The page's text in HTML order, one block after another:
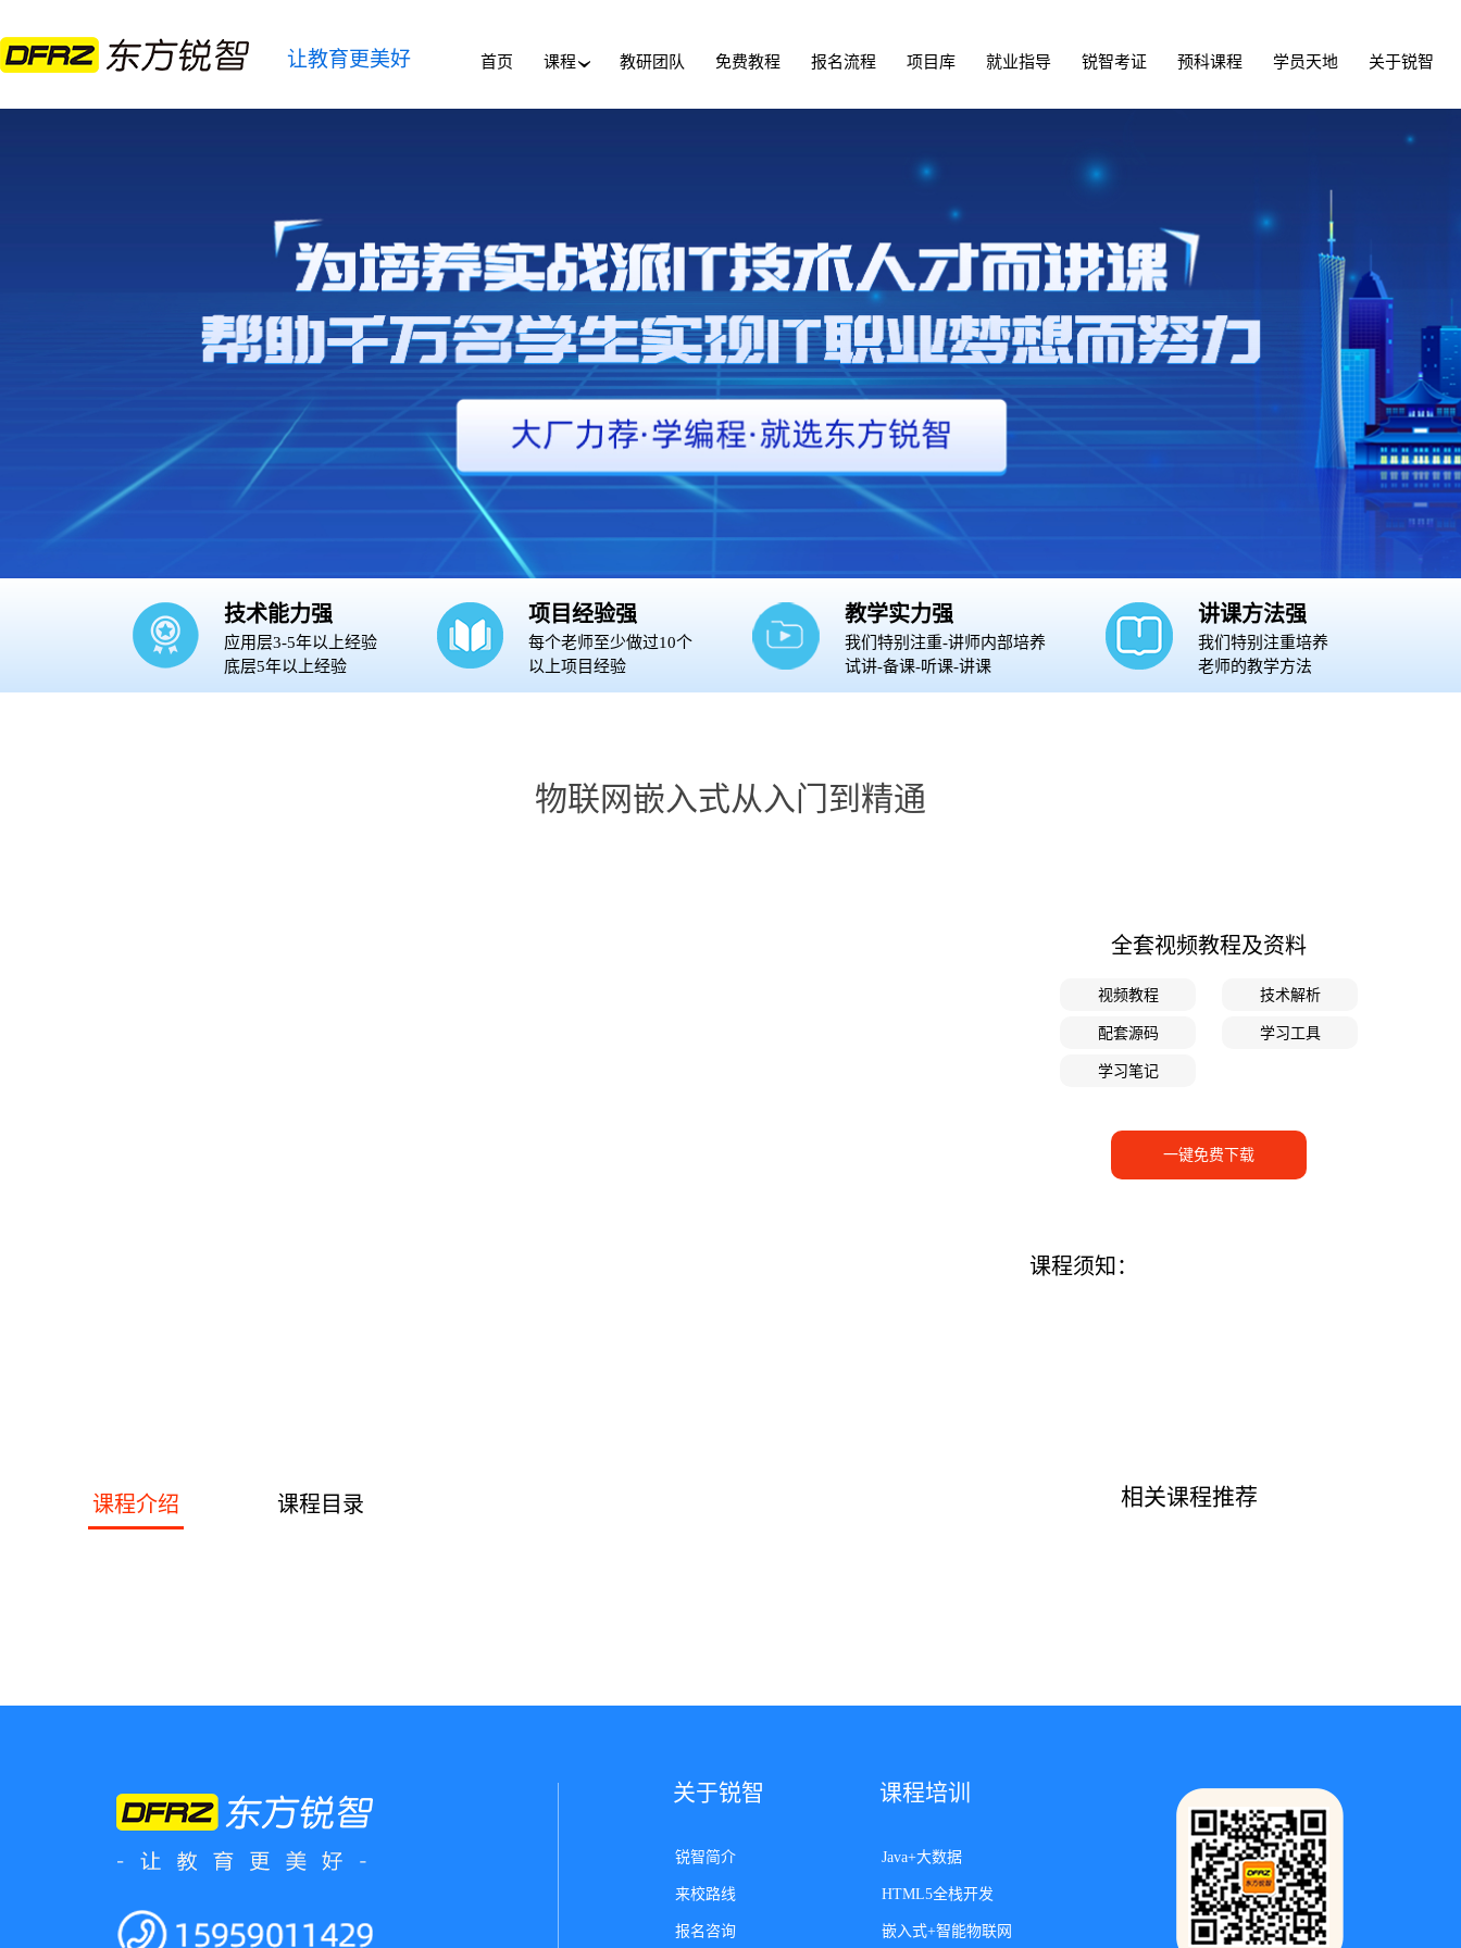
让教育更美好 首页 课程› 教研团队 免费教程 报名流程 项目库 就业指导 锐智考证 预科课程 学员天地 关于锐智
技术能力强
应用层3-5年以上经验
底层5年以上经验
项目经验强
每个老师至少做过10个
以上项目经验
教学实力强
我们特别注重-讲师内部培养
试讲-备课-听课-讲课
讲课方法强
我们特别注重培养
老师的教学方法
物联网嵌入式从入门到精通
全套视频教程及资料
视频教程 技术解析
配套源码 学习工具
学习笔记
一键免费下载
课程须知：
课程介绍 课程目录 相关课程推荐
关于锐智
锐智简介
来校路线
报名咨询
课程培训
Java+大数据
HTML5全栈开发
嵌入式+智能物联网